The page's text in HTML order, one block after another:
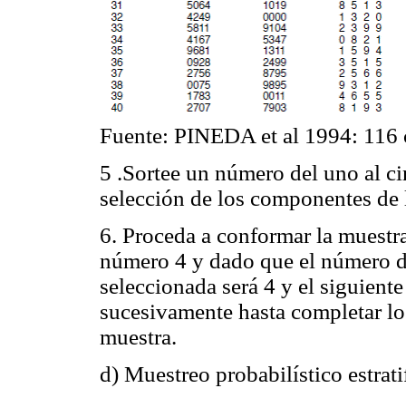
Fuente: PINEDA et al 1994:
5 .Sortee un número del uno al
selección de los componentes de
6. Proceda a conformar la
número 4 y dado que el número
seleccionada será 4 y el
sucesivamente hasta completar
muestra.
d) Muestreo probabilístico